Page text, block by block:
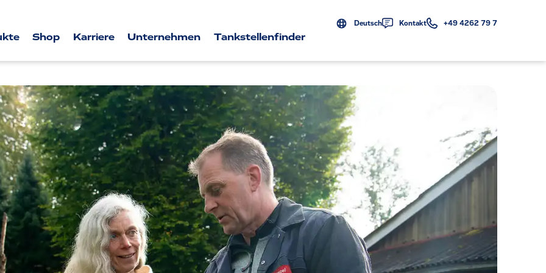
Deutsch Kontakt +49 4262 79 7
Shop Karriere Unternehmen Tankstellenfinder